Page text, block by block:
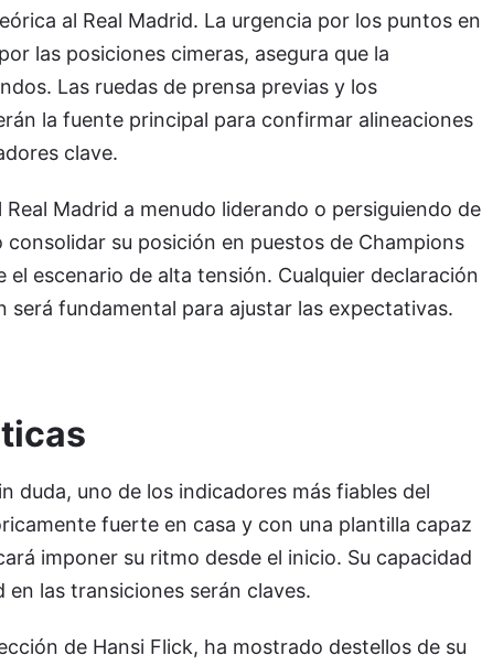
al Real Madrid. La urgencia por los puntos en
las posiciones cimeras, asegura que la
Las ruedas de prensa previas y los
la fuente principal para confirmar alineaciones
clave.
Madrid a menudo liderando o persiguiendo de
su posición en puestos de Champions
escenario de alta tensión. Cualquier declaración
será fundamental para ajustar las expectativas.
duda, uno de los indicadores más fiables del
fuerte en casa y con una plantilla capaz
imponer su ritmo desde el inicio. Su capacidad
las transiciones serán claves.
de Hansi Flick, ha mostrado destellos de su